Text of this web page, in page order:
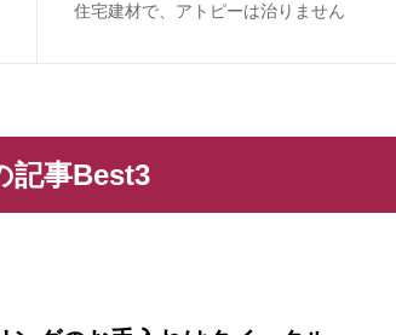
住宅建材で、アトピーは治りません
記事Best3